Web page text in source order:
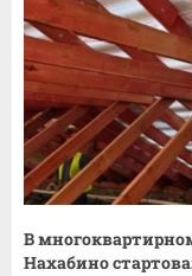
В
Нахабино